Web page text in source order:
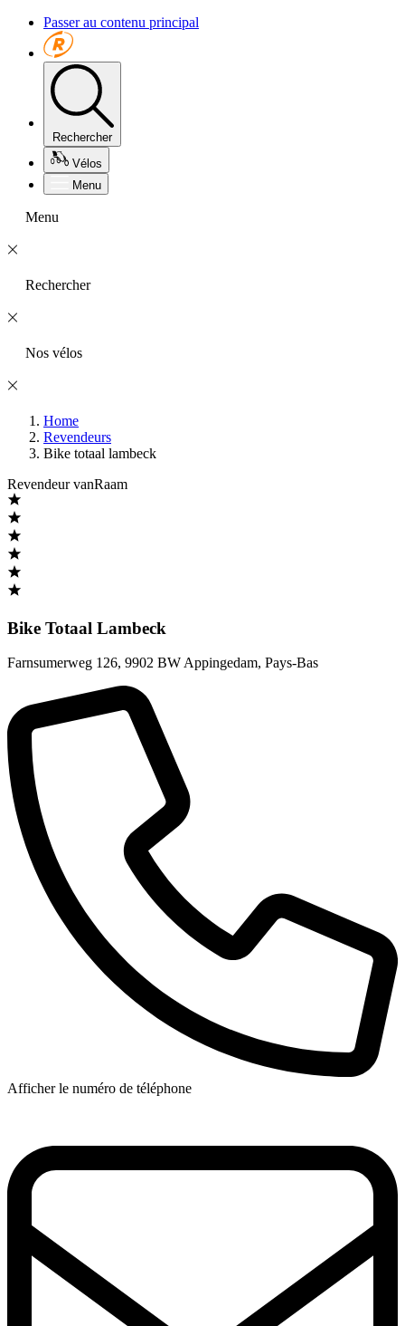
Passer au contenu principal
Rechercher
Vélos
Menu
Menu
Rechercher
Nos vélos
Home
Revendeurs
Bike totaal lambeck
Revendeur vanRaam
Bike Totaal Lambeck
Farnsumerweg 126, 9902 BW Appingedam, Pays-Bas
Afficher le numéro de téléphone